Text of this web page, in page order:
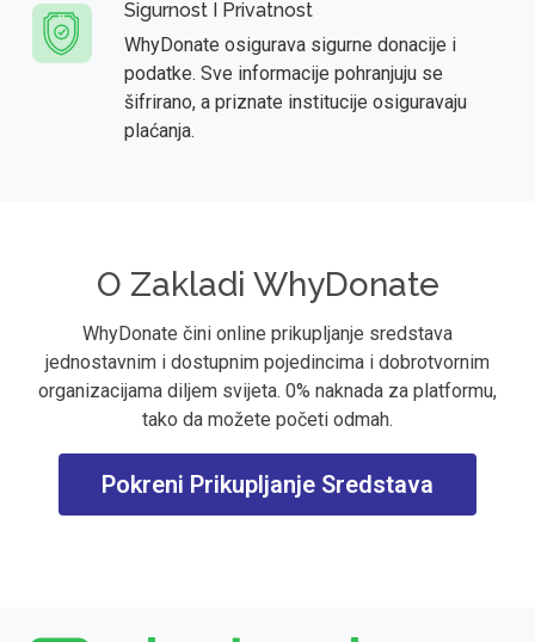
Sigurnost I Privatnost
WhyDonate osigurava sigurne donacije i
podatke. Sve informacije pohranjuju se
šifrirano, a priznate institucije osiguravaju
plaćanja.
O Zakladi WhyDonate
WhyDonate čini online prikupljanje sredstava
jednostavnim i dostupnim pojedincima i dobrotvornim
organizacijama diljem svijeta. 0% naknada za platformu,
tako da možete početi odmah.
Pokreni Prikupljanje Sredstava